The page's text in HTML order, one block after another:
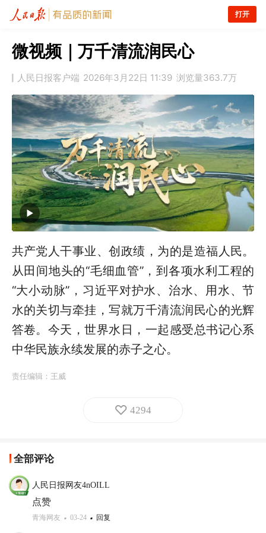
打开
微视频｜万千清流润民心
人民日报客户端 2026年3月22日 11:39 浏览量363.7万
共产党人干事业、创政绩，为的是造福人民。
从田间地头的“毛细血管”，到各项水利工程的
“大小动脉”，习近平对护水、治水、用水、节
水的关切与牵挂，写就万千清流润民心的光辉
答卷。今天，世界水日，一起感受总书记心系
中华民族永续发展的赤子之心。
责任编辑： 王威
4294
全部评论
人民日报网友4nOILL
点赞
青海网友 03-24 回复